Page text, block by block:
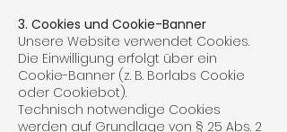
3. Cookies und Cookie-Banner
Unsere Website verwendet Cookies.
Die Einwilligung erfolgt über ein
Cookie-Banner (z. B. Borlabs Cookie
oder Cookiebot).
Technisch notwendige Cookies
werden auf Grundlage von § 25 Abs. 2